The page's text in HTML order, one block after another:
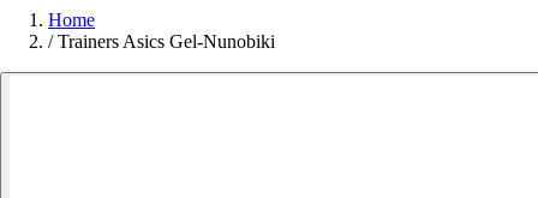
Home
/ Trainers Asics Gel-Nunobiki